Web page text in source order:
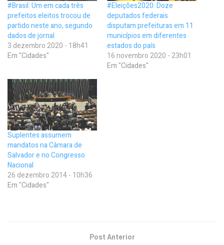
#Brasil: Um em cada três
prefeitos eleitos trocou de
partido neste ano, segundo
dados de jornal
3 dezembro 2020 - 18h41
Em "Cidades"
#Eleições2020: Doze
deputados federais
disputam prefeituras em 11
municípios em diferentes
estados do país
16 novembro 2020 - 23h01
Em "Cidades"
Suplentes assumem
mandatos na Câmara de
Salvador e no Congresso
Nacional
26 dezembro 2014 - 10h36
Em "Cidades"
Post Anterior